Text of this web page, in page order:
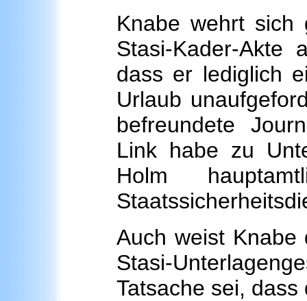
Knabe wehrt sich
Stasi-Kader-Akte
dass er lediglich
Urlaub
befreundete
Link habe zu
Holm
Auch weist
Stasi-
Tatsache sei,